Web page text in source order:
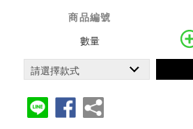
商品編號
數量